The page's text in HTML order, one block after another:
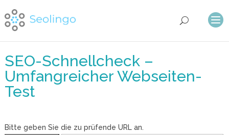
SEO-Schnellcheck –
Umfangreicher Webseiten-
Test
Bitte geben Sie die zu prüfende URL an.